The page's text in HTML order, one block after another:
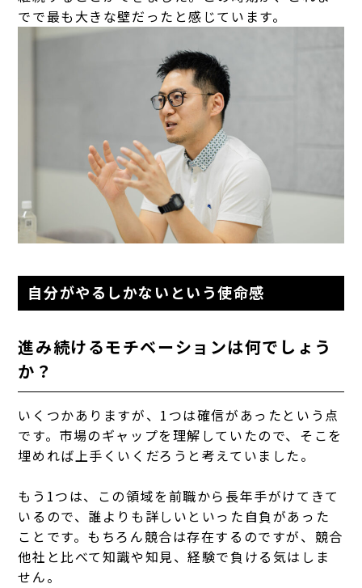
でで最も大きな壁だったと感じています。
自分がやるしかないという使命感
進み続けるモチベーションは何でしょう
か？
いくつかありますが、1つは確信があったという点
です。市場のギャップを理解していたので、そこを
埋めれば上手くいくだろうと考えていました。
もう1つは、この領域を前職から長年手がけてきて
いるので、誰よりも詳しいといった自負があった
ことです。もちろん競合は存在するのですが、競合
他社と比べて知識や知見、経験で負ける気はしま
せん。